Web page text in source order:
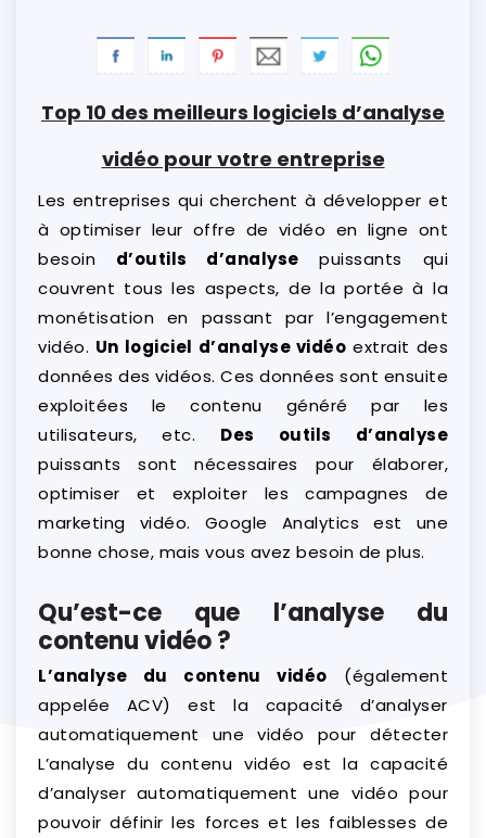
Top 10 des meilleurs logiciels d’analyse
vidéo pour votre entreprise
Les entreprises qui cherchent à développer et
à optimiser leur offre de vidéo en ligne ont
besoin d’outils d’analyse puissants qui
couvrent tous les aspects, de la portée à la
monétisation en passant par l’engagement
vidéo. Un logiciel d’analyse vidéo extrait des
données des vidéos. Ces données sont ensuite
exploitées le contenu généré par les
utilisateurs, etc. Des outils d’analyse
puissants sont nécessaires pour élaborer,
optimiser et exploiter les campagnes de
marketing vidéo. Google Analytics est une
bonne chose, mais vous avez besoin de plus.
Qu’est-ce que l’analyse du
contenu vidéo ?
L’analyse du contenu vidéo (également
appelée ACV) est la capacité d’analyser
automatiquement une vidéo pour détecter
L’analyse du contenu vidéo est la capacité
d’analyser automatiquement une vidéo pour
pouvoir définir les forces et les faiblesses de